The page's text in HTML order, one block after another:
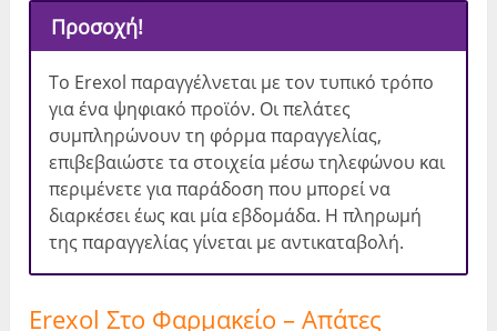
Προσοχή!
Το Erexol παραγγέλνεται με τον τυπικό τρόπο
για ένα ψηφιακό προϊόν. Οι πελάτες
συμπληρώνουν τη φόρμα παραγγελίας,
επιβεβαιώστε τα στοιχεία μέσω τηλεφώνου και
περιμένετε για παράδοση που μπορεί να
διαρκέσει έως και μία εβδομάδα. Η πληρωμή
της παραγγελίας γίνεται με αντικαταβολή.
Erexol Στο Φαρμακείο – Απάτες